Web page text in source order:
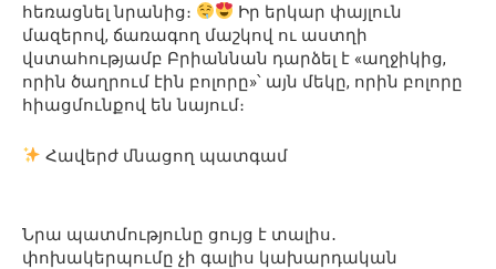
հեռացնել նրանից։
Իր երկար փայլուն
մազերով, ճառագող մաշկով ու աստղի
վստահությամբ Բրիաննան դարձել է «աղջիկից,
որին ծաղրում էին բոլորը»՝ այն մեկը, որին բոլորը
հիացմունքով են նայում։
Հավերժ մնացող պատգամ
Նրա պատմությունը ցույց է տալիս․
փոխակերպումը չի գալիս կախարդական